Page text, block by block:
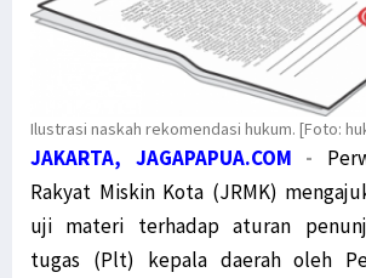
Ilustrasi naskah rekomendasi hukum. [Foto:
JAKARTA, JAGAPAPUA.COM -
Rakyat Miskin Kota (JRMK)
uji materi terhadap aturan
tugas (Plt) kepala daerah oleh